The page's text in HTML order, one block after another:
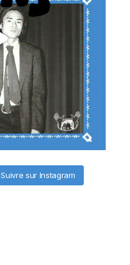
Suivre sur Instagram